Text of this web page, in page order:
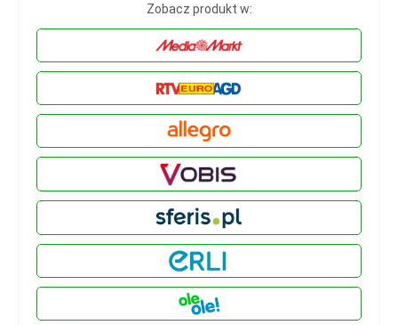
Zobacz produkt w: